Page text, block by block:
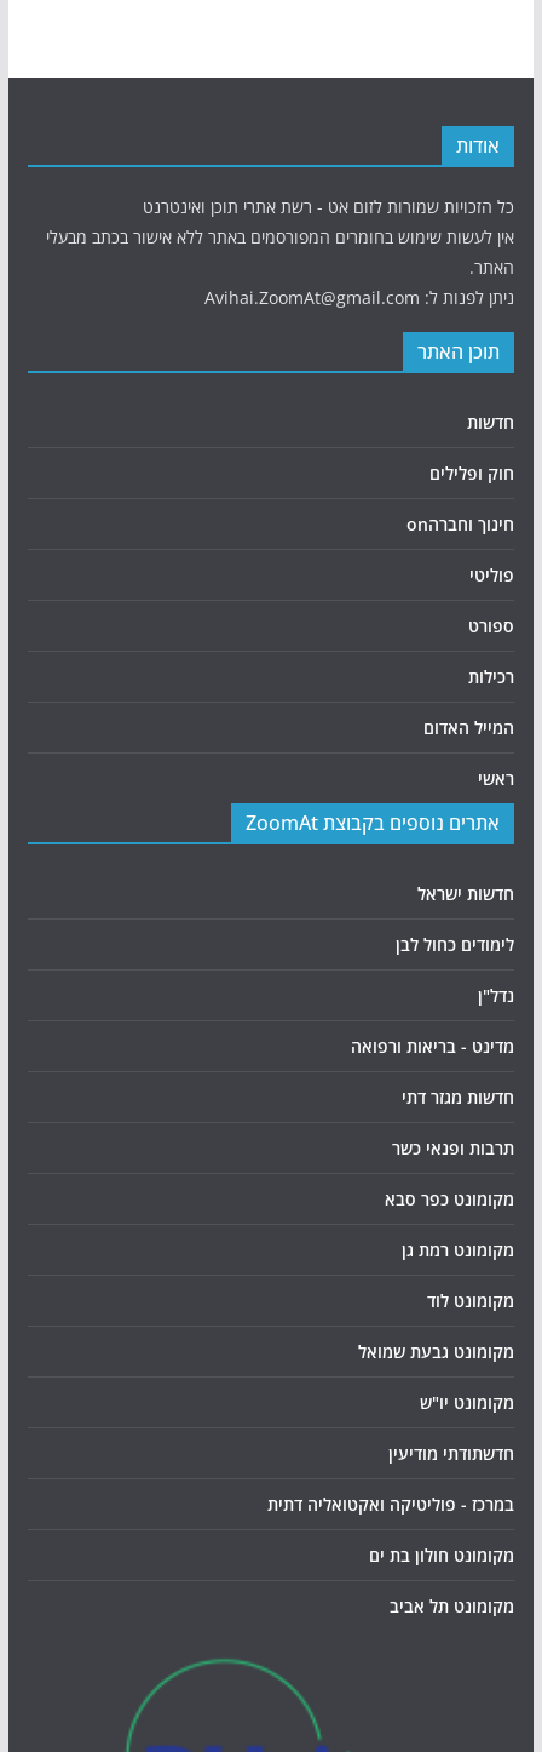
אודות
כל הזכויות שמורות לזום אט - רשת אתרי תוכן ואינטרנט
אין לעשות שימוש בחומרים המפורסמים באתר ללא אישור בכתב מבעלי
האתר.
ניתן לפנות ל: Avihai.ZoomAt@gmail.com
תוכן האתר
חדשות
חוק ופלילים
חינוך וחברהon
פוליטי
ספורט
רכילות
המייל האדום
ראשי
אתרים נוספים בקבוצת ZoomAt
חדשות ישראל
לימודים כחול לבן
נדל"ן
מדינט - בריאות ורפואה
חדשות מגזר דתי
תרבות ופנאי כשר
מקומונט כפר סבא
מקומונט רמת גן
מקומונט לוד
מקומונט גבעת שמואל
מקומונט יו"ש
חדשתודתי מודיעין
במרכז - פוליטיקה ואקטואליה דתית
מקומונט חולון בת ים
מקומונט תל אביב